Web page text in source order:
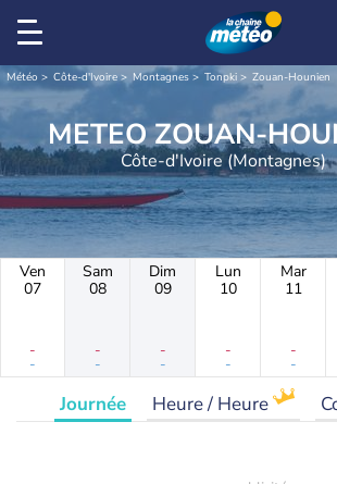
Météo Côte-d'Ivoire Montagnes Tonpki Zouan-Hounien
METEO ZOUAN-
Côte-d'Ivoire (Montagnes)
Ven
07
-
-
Sam
08
-
-
Dim
09
-
-
Lun
10
-
-
Mar
11
-
-
Journée Heure / Heure